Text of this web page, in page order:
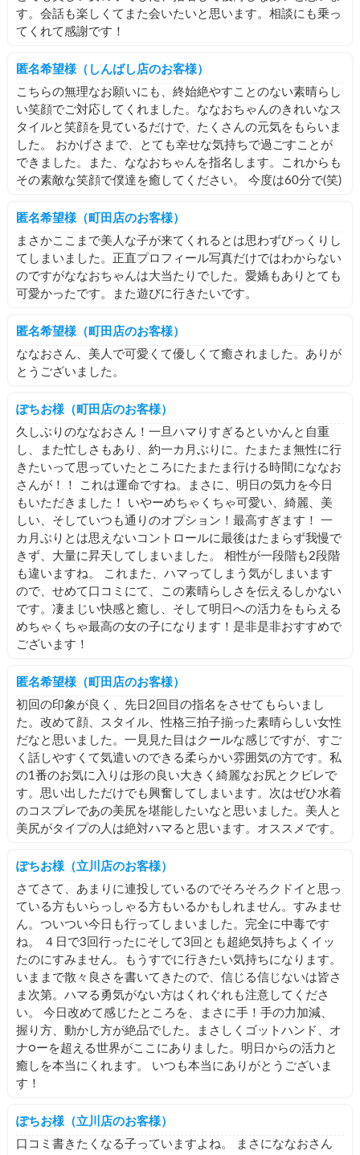
す。会話も楽しくてまた会いたいと思います。相談にも乗っ
てくれて感謝です！
匿名希望様（しんばし店のお客様）
こちらの無理なお願いにも、終始絶やすことのない素晴らし
い笑顔でご対応してくれました。 ​ななおちゃんのきれいなス
タイルと笑顔を見ているだけで、たくさんの元気をもらいま
した。 おかげさまで、とても幸せな気持ちで過ごすことが
できました。 ​また、ななおちゃんを指名します。これからも
その素敵な笑顔で僕達を癒してください。 今度は60分で(笑)
匿名希望様（町田店のお客様）
まさかここまで美人な子が来てくれるとは思わずびっくりし
てしまいました。正直プロフィール写真だけではわからない
のですがななおちゃんは大当たりでした。愛嬌もありとても
可愛かったです。また遊びに行きたいです。
匿名希望様（町田店のお客様）
ななおさん、美人で可愛くて優しくて癒されました。ありが
とうございました。
ぽちお様（町田店のお客様）
久しぶりのななおさん！一旦ハマりすぎるといかんと自重
し、また忙しさもあり、約一カ月ぶりに。たまたま無性に行
きたいって思っていたところにたまたま行ける時間にななお
さんが！！ これは運命ですね。まさに、明日の気力を今日
もいただきました！ いやーめちゃくちゃ可愛い、綺麗、美
しい、そしていつも通りのオプション！最高すぎます！ 一
カ月ぶりとは思えないコントロールに最後はたまらず我慢で
きず、大量に昇天してしまいました。 相性が一段階も2段階
も違いますね。 これまた、ハマってしまう気がしまいます
ので、せめて口コミにて、この素晴らしさを伝えるしかない
です。凄まじい快感と癒し、そして明日への活力をもらえる
めちゃくちゃ最高の女の子になります！是非是非おすすめで
ございます！
匿名希望様（町田店のお客様）
初回の印象が良く、先日2回目の指名をさせてもらいまし
た。改めて顔、スタイル、性格三拍子揃った素晴らしい女性
だなと思いました。一見見た目はクールな感じですが、すご
く話しやすくて気遣いのできる柔らかい雰囲気の方です。私
の1番のお気に入りは形の良い大きく綺麗なお尻とクビレで
す。思い出しただけでも興奮してしまいます。次はぜひ水着
のコスプレであの美尻を堪能したいなと思いました。美人と
美尻がタイプの人は絶対ハマると思います。オススメです。
ぽちお様（立川店のお客様）
さてさて、あまりに連投しているのでそろそろクドイと思っ
ている方もいらっしゃる方もいるかもしれません。すみませ
ん。ついつい今日も行ってしまいました。完全に中毒です
ね。 ４日で3回行ったにそして3回とも超絶気持ちよくイッ
たのにすみません。もうすでに行きたい気持ちになります。
いままで散々良さを書いてきたので、信じる信じないは皆さ
ま次第。ハマる勇気がない方はくれぐれも注意してくださ
い。 今日改めて感じたところを、まさに手！手の力加減、
握り方、動かし方が絶品でした。まさしくゴットハンド、オ
ナ○ーを超える世界がここにありました。明日からの活力と
癒しを本当にくれます。 いつも本当にありがとうございま
す！
ぽちお様（立川店のお客様）
口コミ書きたくなる子っていますよね。 まさにななおさん